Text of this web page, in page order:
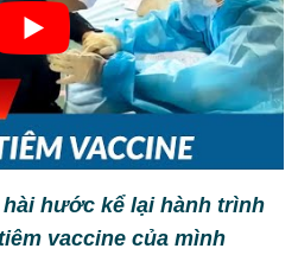
hước kể lại hành trình
vaccine của mình